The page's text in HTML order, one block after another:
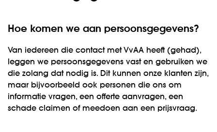
Hoe komen we aan persoonsgegevens?
Van iedereen die contact met VvAA heeft (gehad),
leggen we persoonsgegevens vast en gebruiken we
die zolang dat nodig is. Dit kunnen onze klanten zijn,
maar bijvoorbeeld ook personen die ons om
informatie vragen, een offerte aanvragen, een
schade claimen of meedoen aan een prijsvraag.